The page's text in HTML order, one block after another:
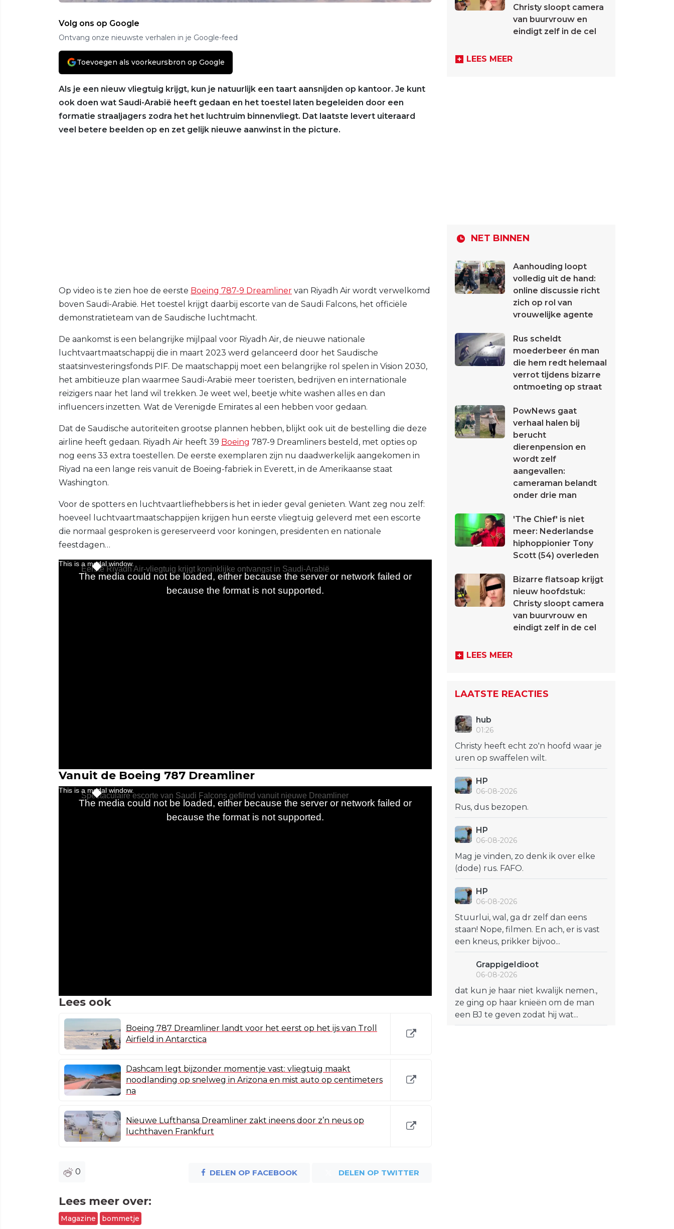
Volg ons op Google
Ontvang onze nieuwste verhalen in je Google-feed
Toevoegen als voorkeursbron op Google
Als je een nieuw vliegtuig krijgt, kun je natuurlijk een taart aansnijden op kantoor. Je kunt
ook doen wat Saudi-Arabië heeft gedaan en het toestel laten begeleiden door een
formatie straaljagers zodra het het luchtruim binnenvliegt. Dat laatste levert uiteraard
veel betere beelden op en zet gelijk nieuwe aanwinst in the picture.
Op video is te zien hoe de eerste Boeing 787-9 Dreamliner van Riyadh Air wordt verwelkomd
boven Saudi-Arabië. Het toestel krijgt daarbij escorte van de Saudi Falcons, het officiële
demonstratieteam van de Saudische luchtmacht.
De aankomst is een belangrijke mijlpaal voor Riyadh Air, de nieuwe nationale
luchtvaartmaatschappij die in maart 2023 werd gelanceerd door het Saudische
staatsinvesteringsfonds PIF. De maatschappij moet een belangrijke rol spelen in Vision 2030,
het ambitieuze plan waarmee Saudi-Arabië meer toeristen, bedrijven en internationale
reizigers naar het land wil trekken. Je weet wel, beetje white washen alles en dan
influencers inzetten. Wat de Verenigde Emirates al een hebben voor gedaan.
Dat de Saudische autoriteiten grootse plannen hebben, blijkt ook uit de bestelling die deze
airline heeft gedaan. Riyadh Air heeft 39 Boeing 787-9 Dreamliners besteld, met opties op
nog eens 33 extra toestellen. De eerste exemplaren zijn nu daadwerkelijk aangekomen in
Riyad na een lange reis vanuit de Boeing-fabriek in Everett, in de Amerikaanse staat
Washington.
Voor de spotters en luchtvaartliefhebbers is het in ieder geval genieten. Want zeg nou zelf:
hoeveel luchtvaartmaatschappijen krijgen hun eerste vliegtuig geleverd met een escorte
die normaal gesproken is gereserveerd voor koningen, presidenten en nationale
feestdagen…
Vanuit de Boeing 787 Dreamliner
Lees ook
Boeing 787 Dreamliner landt voor het eerst op het ijs van Troll
Airfield in Antarctica
Dashcam legt bijzonder momentje vast: vliegtuig maakt
noodlanding op snelweg in Arizona en mist auto op centimeters
na
Nieuwe Lufthansa Dreamliner zakt ineens door z’n neus op
luchthaven Frankfurt
0 DELEN OP FACEBOOK DELEN OP TWITTER
Lees meer over:
Magazine bommetje
Christy sloopt camera
van buurvrouw en
eindigt zelf in de cel
LEES MEER
NET BINNEN
Aanhouding loopt
volledig uit de hand:
online discussie richt
zich op rol van
vrouwelijke agente
Rus scheldt
moederbeer én man
die hem redt helemaal
verrot tijdens bizarre
ontmoeting op straat
PowNews gaat
verhaal halen bij
berucht
dierenpension en
wordt zelf
aangevallen:
cameraman belandt
onder drie man
'The Chief' is niet
meer: Nederlandse
hiphoppionier Tony
Scott (54) overleden
Bizarre flatsoap krijgt
nieuw hoofdstuk:
Christy sloopt camera
van buurvrouw en
eindigt zelf in de cel
LEES MEER
LAATSTE REACTIES
hub
01:26
Christy heeft echt zo'n hoofd waar je
uren op swaffelen wilt.
HP
06-08-2026
Rus, dus bezopen.
HP
06-08-2026
Mag je vinden, zo denk ik over elke
(dode) rus. FAFO.
HP
06-08-2026
Stuurlui, wal, ga dr zelf dan eens
staan! Nope, filmen. En ach, er is vast
een kneus, prikker bijvoo...
GrappigeIdioot
06-08-2026
dat kun je haar niet kwalijk nemen.,
ze ging op haar knieën om de man
een BJ te geven zodat hij wat...